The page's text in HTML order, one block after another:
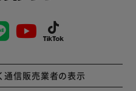
通信販売業者の表示